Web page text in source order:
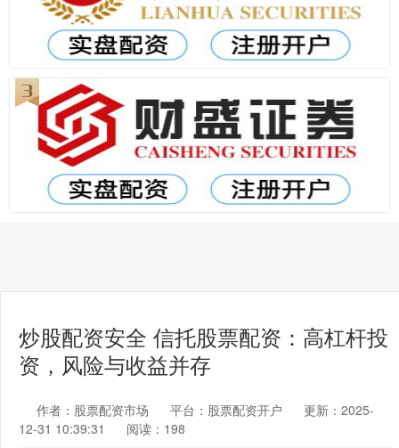
炒股配资安全 信托股票配资：高杠杆投
资，风险与收益并存
作者：股票配资市场 平台：股票配资开户
更新：2025-
12-31 10:39:31
阅读：198